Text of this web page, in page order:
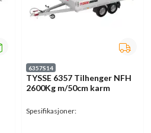
6357S14
TYSSE 6357 Tilhenger NFH
2600Kg m/50cm karm
Spesifikasjoner: